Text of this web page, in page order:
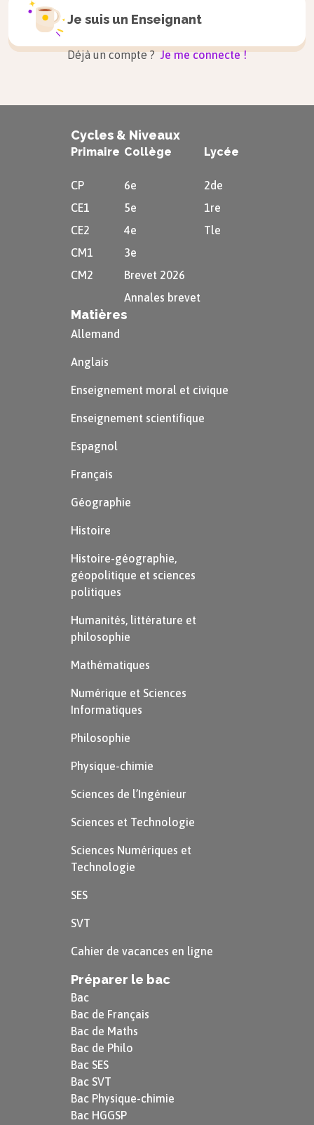
Je suis un Enseignant
Déjà un compte ? Je me connecte !
Cycles & Niveaux
Primaire
CP
CE1
CE2
CM1
CM2
Collège
6e
5e
4e
3e
Brevet 2026
Annales brevet
Lycée
2de
1re
Tle
Matières
Allemand
Anglais
Enseignement moral et civique
Enseignement scientifique
Espagnol
Français
Géographie
Histoire
Histoire-géographie,
géopolitique et sciences
politiques
Humanités, littérature et
philosophie
Mathématiques
Numérique et Sciences
Informatiques
Philosophie
Physique-chimie
Sciences de l’Ingénieur
Sciences et Technologie
Sciences Numériques et
Technologie
SES
SVT
Cahier de vacances en ligne
Préparer le bac
Bac
Bac de Français
Bac de Maths
Bac de Philo
Bac SES
Bac SVT
Bac Physique-chimie
Bac HGGSP